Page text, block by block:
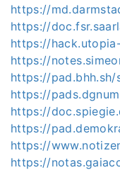
https://
https://
https://
https://
https://pad.bhh.sh/
https://
https://
https://
https://
https://